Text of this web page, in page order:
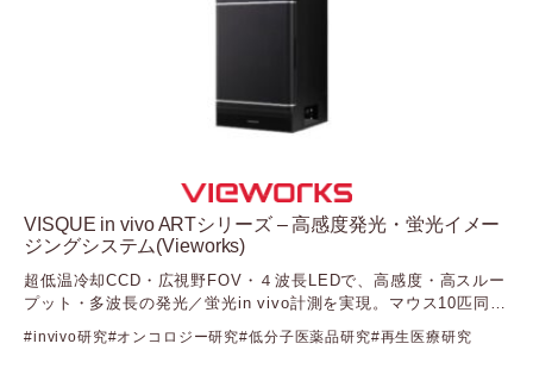
VISQUE in vivo ARTシリーズ – 高感度発光・蛍光イメー
ジングシステム(Vieworks)
超低温冷却CCD・広視野FOV・４波長LEDで、高感度・高スルー
プット・多波長の発光／蛍光in vivo計測を実現。マウス10匹同時
計測と多波長解析で前臨床研究を加速します
invivo研究 オンコロジー研究 低分子医薬品研究 再生医療研究